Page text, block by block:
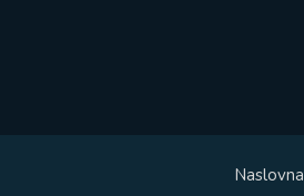
Naslovna